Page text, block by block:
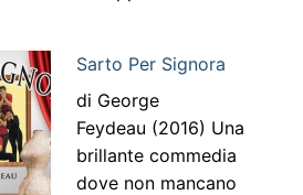
Sarto Per Signora
di George
Feydeau (2016) Una
brillante commedia
dove non mancano